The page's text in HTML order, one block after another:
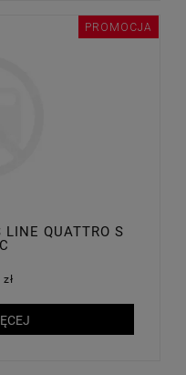
QUATTRO S
PROMOCJA